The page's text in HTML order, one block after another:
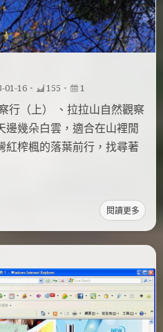
01-16 ・ 155 ・ 1
行（上） 、拉拉山自然觀察
邊幾朵白雲，適合在山裡閒
榨楓的落葉前行，找尋著
閱讀更多